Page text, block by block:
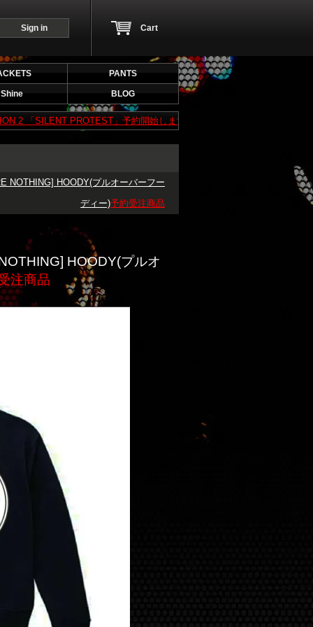
Sign in Cart
PANTS
Shine BLOG
PROTEST」予約開始します！予約期間は7/5（日）～ 7/19（日）まで！
NOTHING] HOODY(プルオーバーフー
ディー)予約受注商品
HOODY(プルオ
注商品